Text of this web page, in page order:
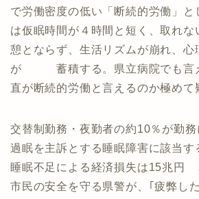
で労働密度の低い「断続的労働」と
は仮眠時間が４時間と短く、取れな
憩とならず、生活リズムが崩れ、心
が 蓄積する。県立病院でも言
直が断続的労働と言えるのか極めて
交替制勤務・夜勤者の約10％が勤務
過眠を主訴とする睡眠障害に該当す
睡眠不足による経済損失は15兆円
市民の安全を守る県警が、｢疲弊し